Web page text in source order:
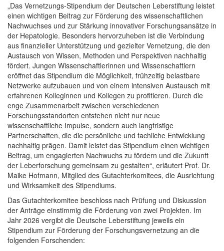
„Das Vernetzungs-Stipendium der Deutschen Leberstiftung leistet
einen wichtigen Beitrag zur Förderung des wissenschaftlichen
Nachwuchses und zur Stärkung innovativer Forschungsansätze in
der Hepatologie. Besonders hervorzuheben ist die Verbindung
aus finanzieller Unterstützung und gezielter Vernetzung, die den
Austausch von Wissen, Methoden und Perspektiven nachhaltig
fördert. Jungen Wissenschaftlerinnen und Wissenschaftlern
eröffnet das Stipendium die Möglichkeit, frühzeitig belastbare
Netzwerke aufzubauen und von einem intensiven Austausch mit
erfahrenen Kolleginnen und Kollegen zu profitieren. Durch die
enge Zusammenarbeit zwischen verschiedenen
Forschungsstandorten entstehen nicht nur neue
wissenschaftliche Impulse, sondern auch langfristige
Partnerschaften, die die persönliche und fachliche Entwicklung
nachhaltig prägen. Damit leistet das Stipendium einen wichtigen
Beitrag, um engagierten Nachwuchs zu fördern und die Zukunft
der Leberforschung gemeinsam zu gestalten“, erläutert Prof. Dr.
Maike Hofmann, Mitglied des Gutachterkomitees, die Ausrichtung
und Wirksamkeit des Stipendiums.
Das Gutachterkomitee beschloss nach Prüfung und Diskussion
der Anträge einstimmig die Förderung von zwei Projekten. Im
Jahr 2026 vergibt die Deutsche Leberstiftung jeweils ein
Stipendium zur Förderung der Forschungsvernetzung an die
folgenden Forschenden: